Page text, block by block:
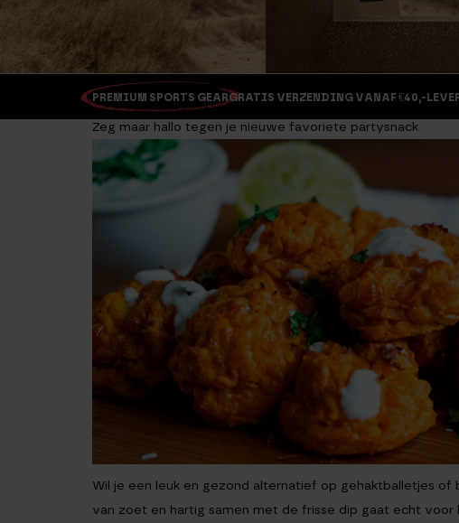
PREMIUM SPORTS GEARGRATIS VERZENDING VANAF €40,-
Zeg maar hallo tegen je nieuwe favoriete partysnack
Wil je een leuk en gezond alternatief op gehaktballetjes
van zoet en hartig samen met de frisse dip gaat echt